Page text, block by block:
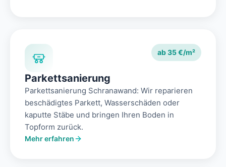
ab 35 €/m²
Parkettsanierung
Parkettsanierung Schranawand: Wir reparieren
beschädigtes Parkett, Wasserschäden oder
kaputte Stäbe und bringen Ihren Boden in
Topform zurück.
Mehr erfahren